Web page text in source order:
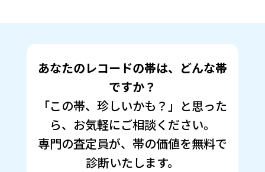
だ
さ
い
ウ
ィ
で
開
き
あなたのレコードの帯は、どんな帯
ですか？
「この帯、珍しいかも？」と思った
ら、お気軽にご相談ください。
専門の査定員が、帯の価値を無料で
診断いたします。